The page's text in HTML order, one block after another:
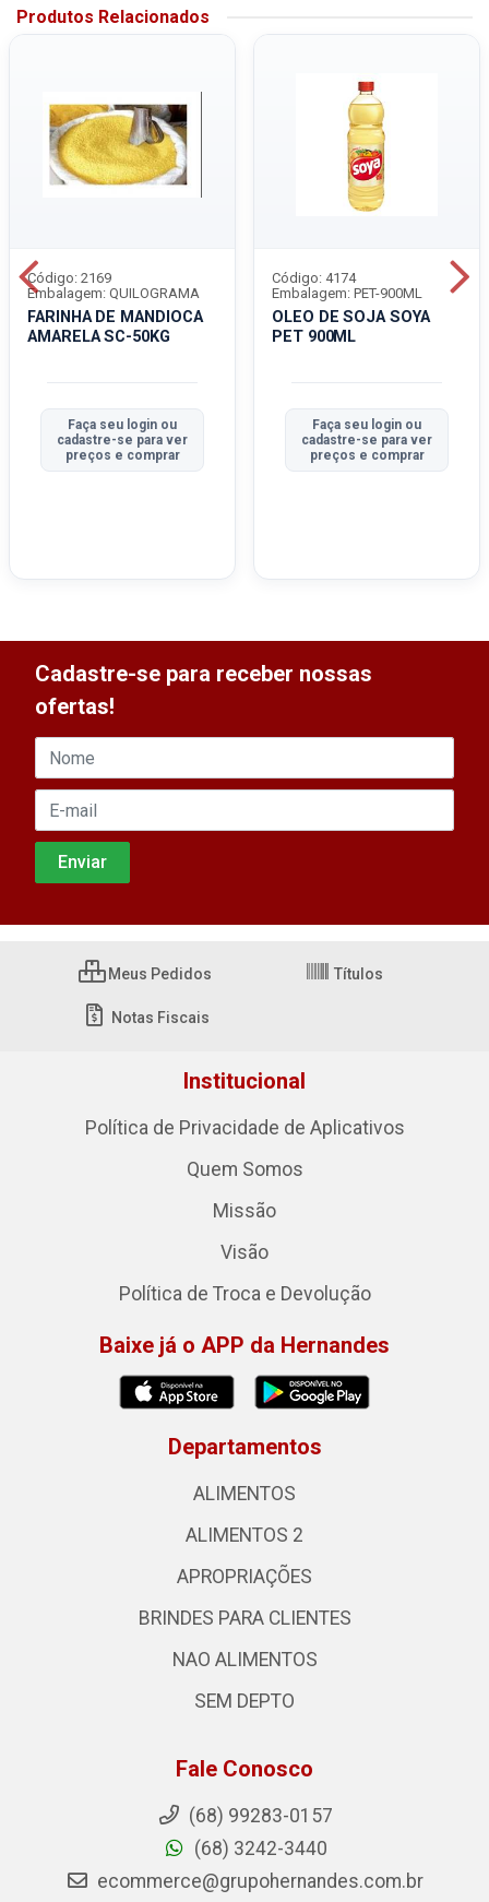
Produtos Relacionados
FARINHA DE MANDIOCA
AMARELA SC-50KG
Código: 2169
Embalagem: QUILOGRAMA
Faça seu login ou
cadastre-se para ver
preços e comprar
OLEO DE SOJA SOYA
PET 900ML
Código: 4174
Embalagem: PET-900ML
Faça seu login ou
cadastre-se para ver
preços e comprar
Cadastre-se para receber nossas
ofertas!
Meus Pedidos Títulos
Notas Fiscais
Institucional
Política de Privacidade de Aplicativos
Quem Somos
Missão
Visão
Política de Troca e Devolução
Baixe já o APP da Hernandes
Departamentos
ALIMENTOS
ALIMENTOS 2
APROPRIAÇÕES
BRINDES PARA CLIENTES
NAO ALIMENTOS
SEM DEPTO
Fale Conosco
(68) 99283-0157
(68) 3242-3440
ecommerce@grupohernandes.com.br